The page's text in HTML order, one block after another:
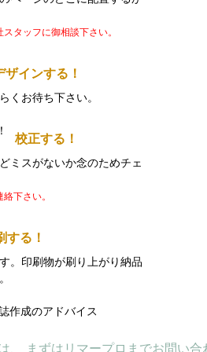
タッフに御相談下さい。
ザインする！
くお待ち下さい。
校正する！
ミスがないか念のためチェ
下さい。
する！
。印刷物が刷り上がり納品
、 まずはリマープロまでお問い合